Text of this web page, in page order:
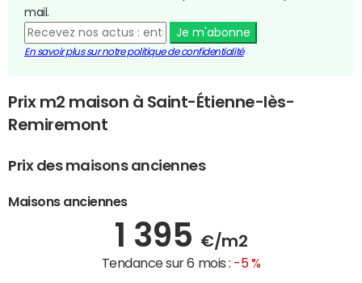
mail.
Je m'abonne
En savoir plus sur notre politique de confidentialité
Prix m2 maison à Saint-Étienne-lès-
Remiremont
Prix des maisons anciennes
Maisons anciennes
1 395 €/m2
Tendance sur 6 mois : -5 %